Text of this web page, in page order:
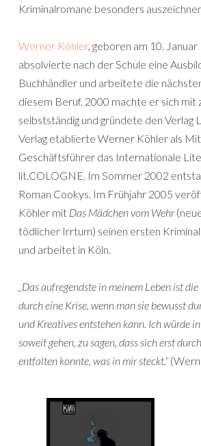
Kriminalromane besonders
Werner Köhler, geboren am 10. Januar
absolvierte nach der Schule eine
Buchhändler und arbeitete die
diesem Beruf. 2000 machte er sich mit
selbstständig und gründete den Verlag
Verlag etablierte Werner Köhler als
Geschäftsführer das Internationale
lit.COLOGNE. Im Sommer 2002
Roman Cookys. Im Frühjahr 2005
Köhler mit Das Mädchen vom Wehr
tödlicher Irrtum) seinen ersten
und arbeitet in Köln.
„Das aufregendste in meinem Leben ist
durch eine Krise, wenn man sie bewusst
und Kreatives entstehen kann. Ich würde
soweit gehen, zu sagen, dass sich erst
entfalten konnte, was in mir steckt.“